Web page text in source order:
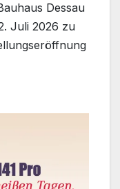
Dessau
Juli 2026 zu